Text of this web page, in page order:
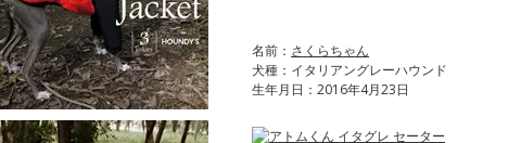
名前： さくらちゃん
犬種：イタリアングレーハウンド
生年月日：2016年4月23日